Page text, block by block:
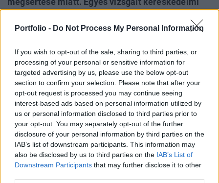
Portfolio - Do Not Process My Personal Information
If you wish to opt-out of the sale, sharing to third parties, or
processing of your personal or sensitive information for
targeted advertising by us, please use the below opt-out
section to confirm your selection. Please note that after your
opt-out request is processed you may continue seeing
interest-based ads based on personal information utilized by
us or personal information disclosed to third parties prior to
your opt-out. You may separately opt-out of the further
disclosure of your personal information by third parties on the
IAB’s list of downstream participants. This information may
also be disclosed by us to third parties on the IAB’s List of
Downstream Participants that may further disclose it to other
szerepelt a THM, vagy a hitelintézet helytelenül
- írja az MNB sajtóközleményben.
Budapest Economic Forum 2026Átalakulóban a magyar
gazdaságpolitika, a választások után gyökeresen
változhatnak meg a körülmények és a célok. Merre tart a
magyar kormány és mivel néz szembe a nemzetközi
környezetben? Ez lesz a Portfolio idei kiemelt
gazdaságpolitikai konferenciájának legfontosabb
témája.Információ és jelentkezésA Magyar Nemzeti Bank
(MNB) fogyasztóvédelmi...